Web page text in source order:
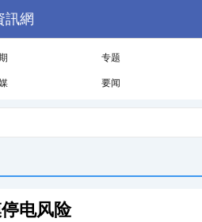
訊網
专题
要闻
电风险